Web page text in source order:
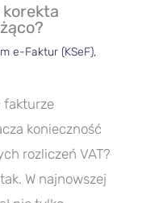
korekta
e-Faktur (KSeF),
fakturze
konieczność
rozliczeń VAT?
W najnowszej